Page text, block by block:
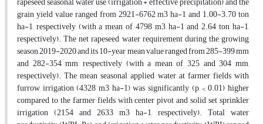
grain yield value ranged from 2921-6762 m3 ha-1 and 1.00-3.70 ton
ha-1, respectively (with a mean of 4798 m3 ha-1 and 2.64 ton ha-1,
respectively). The net rapeseed water requirement during the growing
season 2019-2020 and its 10-year mean value ranged from 285-399 mm
and 282-354 mm, respectively (with a mean of 325 and 304 mm,
respectively). The mean seasonal applied water at farmer fields with
furrow irrigation (4328 m3 ha-1) was significantly (p < 0.01) higher
compared to the farmer fields with center pivot and solid set sprinkler
irrigation (2154 and 2633 m3 ha-1, respectively). Total water